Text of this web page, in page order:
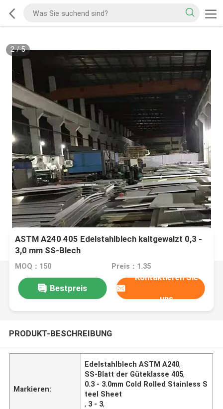
2/5
ASTM A240 405 Edelstahlblech kaltgewalzt 0,3 -
3,0 mm SS-Blech
MOQ：150 Preis：1.35
Bestpreis
Kontaktieren Sie
uns
PRODUKT-BESCHREIBUNG
Markieren:
Edelstahlblech ASTM A240,
SS-Blatt der Güteklasse 405,
0.3 - 3.0mm Cold Rolled Stainless S
teel Sheet
, 3 - 3,